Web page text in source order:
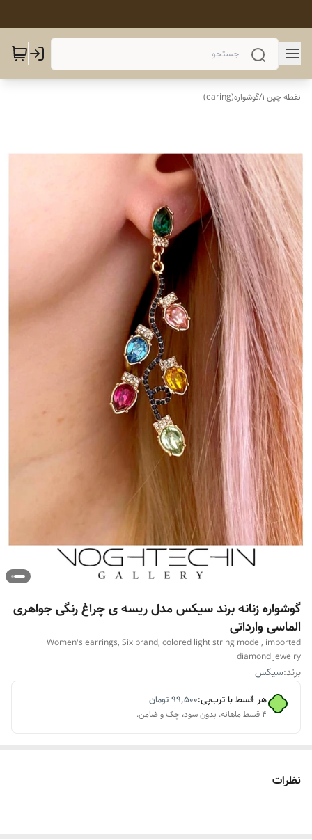
نقطه چین 1 /گوشواره(earing)
گوشواره زنانه برند سیکس مدل ریسه ی چراغ رنگی جواهری
الماسی وارداتی
Women's earrings, Six brand, colored light string model, imported
diamond jewelry
برند:سیکس
هر قسط با ترب‌پی:۹۹٬۵۰۰تومان
۴ قسط ماهانه. بدون سود، چک و ضامن.
نظرات